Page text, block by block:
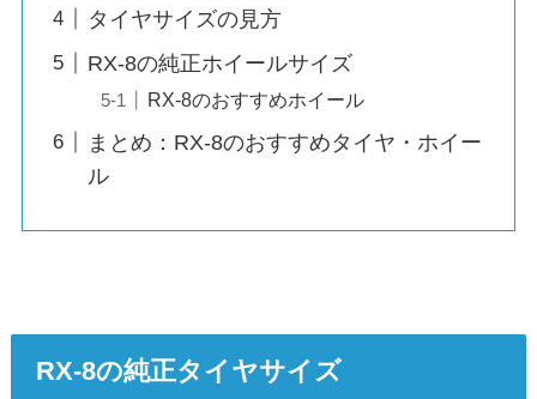
タイヤサイズの見方
RX-8の純正ホイールサイズ
RX-8のおすすめホイール
まとめ：RX-8のおすすめタイヤ・ホイー
ル
RX-8の純正タイヤサイズ